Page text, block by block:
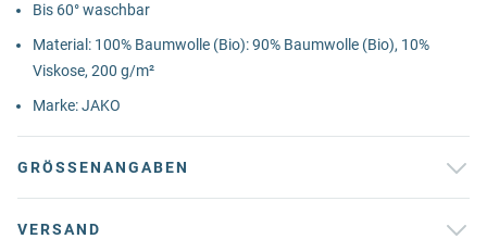
Bis 60° waschbar
Material: 100% Baumwolle (Bio): 90% Baumwolle (Bio), 10%
Viskose, 200 g/m²
Marke: JAKO
GRÖSSENANGABEN
VERSAND